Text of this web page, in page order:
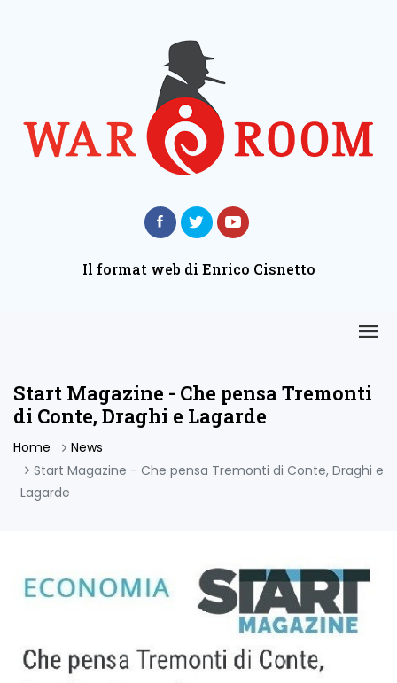
Il format web di Enrico Cisnetto
Start Magazine - Che pensa Tremonti
di Conte, Draghi e Lagarde
Home
News
Start Magazine - Che pensa Tremonti di Conte, Draghi e
Lagarde